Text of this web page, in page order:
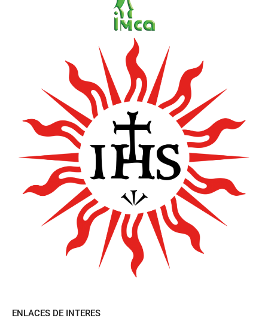
ENLACES DE INTERES